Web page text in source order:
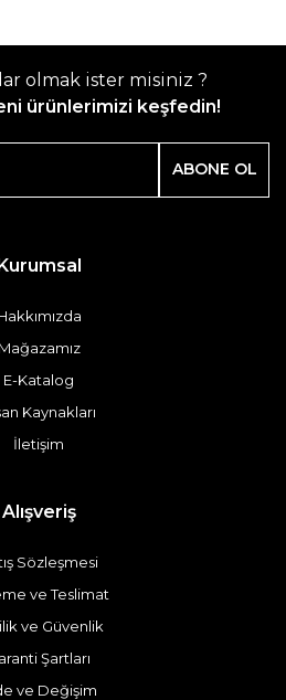
olmak ister misiniz ?
ürünlerimizi keşfedin!
ABONE OL
Mağazamız
E-Katalog
Kaynakları
İletişim
Alışveriş
Sözleşmesi
ve Teslimat
ve Güvenlik
Şartları
ve Değişim